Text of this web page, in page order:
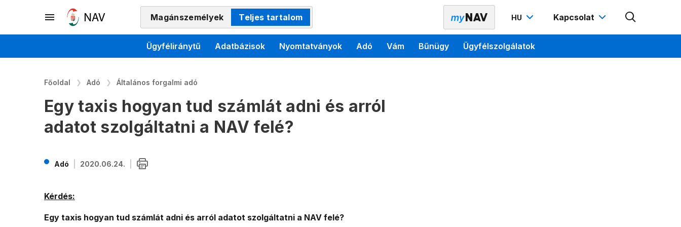
Magánszemélyek Teljes tartalom HU Kapcsolat
Ügyféliránytű Adatbázisok Nyomtatványok Adó Vám Bűnügy Ügyfélszolgálatok
Főoldal Adó Általános forgalmi adó
Egy taxis hogyan tud számlát adni és arról
adatot szolgáltatni a NAV felé?
Adó 2020.06.24.
Kérdés:
Egy taxis hogyan tud számlát adni és arról adatot szolgáltatni a NAV felé?